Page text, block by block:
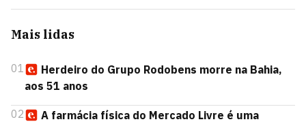
Mais lidas
01
Herdeiro do Grupo Rodobens morre na Bahia,
aos 51 anos
02
A farmácia física do Mercado Livre é uma